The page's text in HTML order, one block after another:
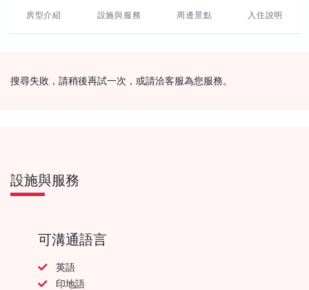
房型介紹 設施與服務 周邊景點 入住說明
搜尋失敗，請稍後再試一次，或請洽客服為您服務。
設施與服務
可溝通語言
英語
印地語